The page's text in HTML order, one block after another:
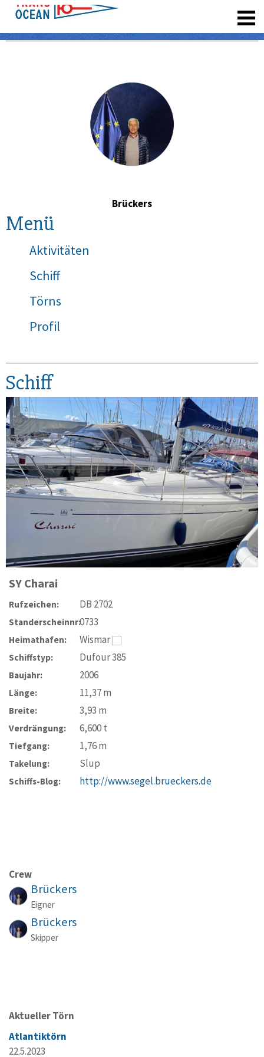
Brückers
Menü
Aktivitäten
Schiff
Törns
Profil
Schiff
SYCharai
Rufzeichen: DB 2702
Standerscheinnr:0733
Heimathafen: Wismar
Schiffstyp: Dufour 385
Baujahr: 2006
Länge: 11,37m
Breite: 3,93 m
Verdrängung: 6,600t
Tiefgang: 1,76m
Takelung: Slup
Schiffs-Blog: http://www.segel.brueckers.de
Crew
Brückers
Eigner
Brückers
Skipper
Aktueller Törn
Atlantiktörn
22.5.2023